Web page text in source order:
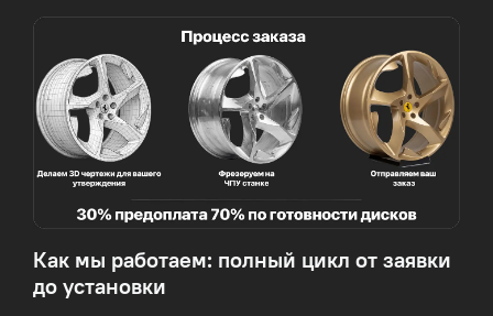
Как мы работаем: полный цикл от заявки
до установки